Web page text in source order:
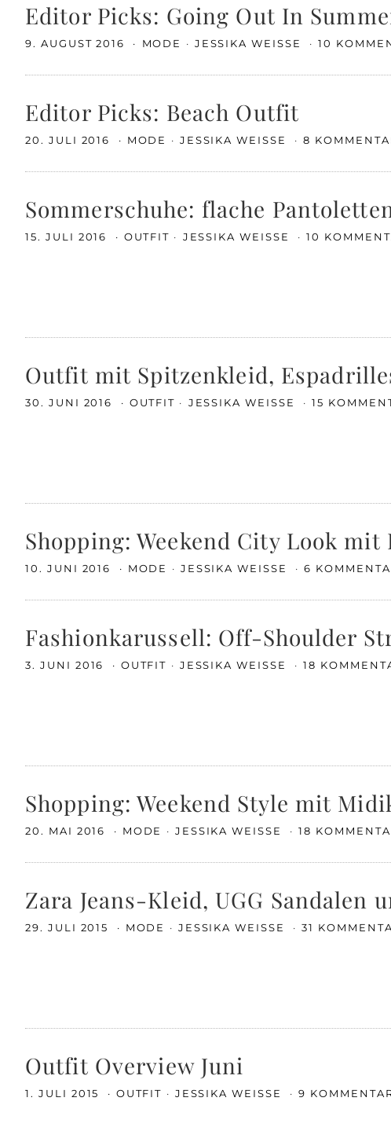
Editor Picks: Going Out In
9. AUGUST 2016 MODE JESSIKA WEISSE 10
Editor Picks: Beach Outfit
20. JULI 2016 MODE JESSIKA WEISSE 8
Sommerschuhe: flache
15. JULI 2016 OUTFIT JESSIKA WEISSE 10
Outfit mit Spitzenkleid,
30. JUNI 2016 OUTFIT JESSIKA WEISSE 15
Shopping: Weekend City Look
10. JUNI 2016 MODE JESSIKA WEISSE 6
Fashionkarussell: Off-Shoulder
3. JUNI 2016 OUTFIT JESSIKA WEISSE 18
Shopping: Weekend Style mit
20. MAI 2016 MODE JESSIKA WEISSE 18
Zara Jeans-Kleid, UGG Sandalen
29. JULI 2015 MODE JESSIKA WEISSE 31
Outfit Overview Juni
1. JULI 2015 OUTFIT JESSIKA WEISSE 9